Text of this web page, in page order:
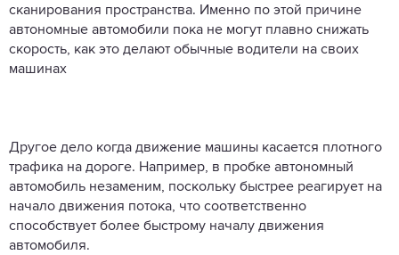
сканирования пространства. Именно по этой причине
автономные автомобили пока не могут плавно снижать
скорость, как это делают обычные водители на своих
машинах
Другое дело когда движение машины касается плотного
трафика на дороге. Например, в пробке автономный
автомобиль незаменим, поскольку быстрее реагирует на
начало движения потока, что соответственно
способствует более быстрому началу движения
автомобиля.